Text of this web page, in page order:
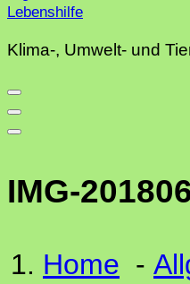
Klima-, Umwelt- und
IMG-
Home -